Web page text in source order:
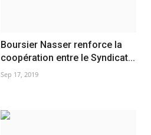
Boursier Nasser renforce la
coopération entre le Syndicat...
Sep 17, 2019